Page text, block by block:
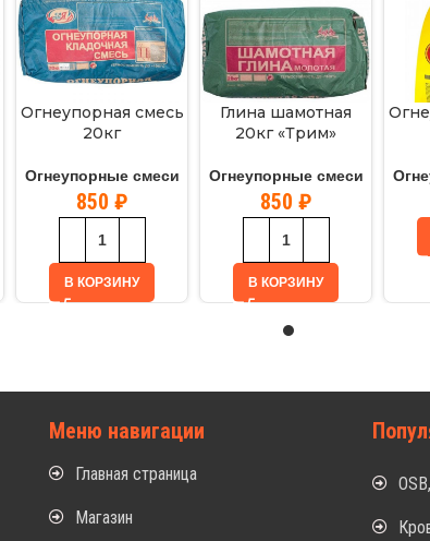
Огнеупорная смесь
20кг
Огнеупорные смеси
850 ₽
В КОРЗИНУ
Глина шамотная
20кг «Трим»
Огнеупорные смеси
850 ₽
В КОРЗИНУ
Меню навигации
Главная страница
Магазин